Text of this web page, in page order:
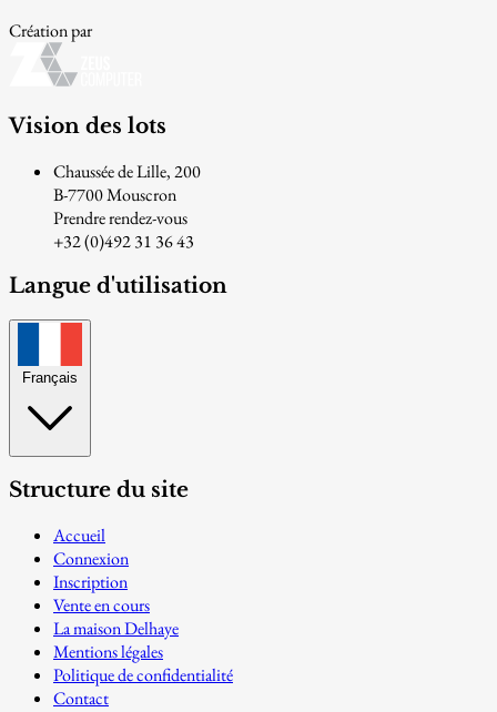
Création par
Vision des lots
Chaussée de Lille, 200
B-7700 Mouscron
Prendre rendez-vous
+32 (0)492 31 36 43
Langue d'utilisation
Français
Structure du site
Accueil
Connexion
Inscription
Vente en cours
La maison Delhaye
Mentions légales
Politique de confidentialité
Contact